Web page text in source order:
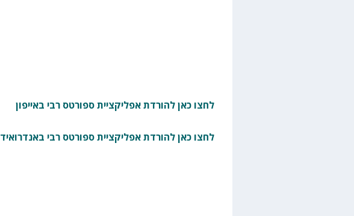
לחצו כאן להורדת אפליקציית ספורטס רבי באייפון
לחצו כאן להורדת אפליקציית ספורטס רבי באנדרואיד